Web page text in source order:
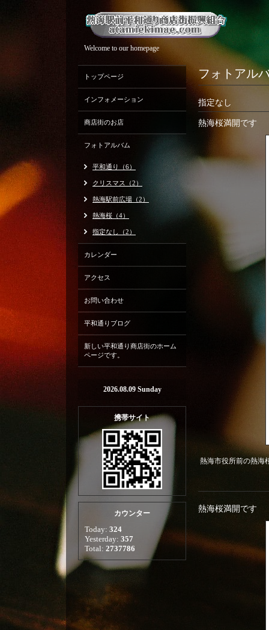
Welcome to our homepage
フォトアル
指定なし
熱海桜満開です
熱海市役所前の熱海
熱海桜満開です
トップページ
インフォメーション
商店街のお店
フォトアルバム
平和通り（6）
クリスマス（2）
熱海駅前広場（2）
熱海桜（4）
指定なし（2）
カレンダー
アクセス
お問い合わせ
平和通りブログ
新しい平和通り商店街のホーム
ページです。
2026.08.09 Sunday
携帯サイト
カウンター
Today: 324
Yesterday: 357
Total: 2737786